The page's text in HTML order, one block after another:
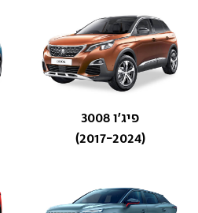
פיג'ו 3008
(2017-2024)